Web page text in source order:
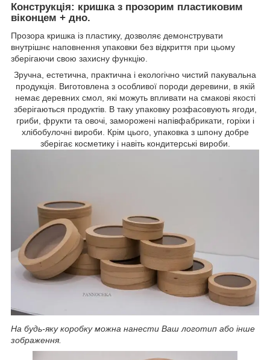
Конструкція: кришка з прозорим пластиковим
віконцем + дно.
Прозора кришка із пластику, дозволяє демонструвати
внутрішнє наповнення упаковки без відкриття при цьому
зберігаючи свою захисну функцію.
Зручна, естетична, практична і екологічно чистий пакувальна
продукція. Виготовлена з особливої породи деревини, в якій
немає деревних смол, які можуть впливати на смакові якості
зберігаються продуктів. В таку упаковку розфасовують ягоди,
гриби, фрукти та овочі, заморожені напівфабрикати, горіхи і
хлібобулочні вироби. Крім цього, упаковка з шпону добре
зберігає косметику і навіть кондитерські вироби.
На будь-яку коробку можна нанести Ваш логотип або інше
зображення.